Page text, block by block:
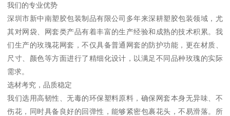
我们的专业优势
深圳市新中南塑胶包装制品有限公司多年来深耕塑胶包装领域，尤
其对网袋、网套类产品有着丰富的生产经验和成熟的技术积累。我
们生产的玫瑰花网套，不仅具备普通网套的防护功能，更在材质、
尺寸、颜色等方面进行了精细化设计，以满足不同品种玫瑰的实际
需求。
选材考究，品质稳定
我们选用高韧性、无毒的环保塑料原料，确保网套本身无异味、不
伤花，同时具备良好的回弹性，能够紧密包裹花头，不易滑落。所